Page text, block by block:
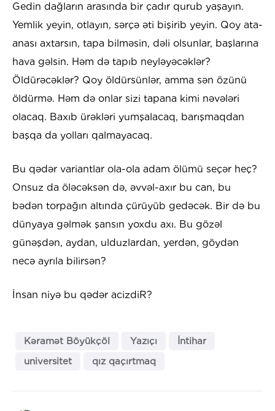
Gedin dağların arasında bir çadır qurub yaşayın.
Yemlik yeyin, otlayın, sərçə əti bişirib yeyin. Qoy ata-
anası axtarsın, tapa bilməsin, dəli olsunlar, başlarına
hava gəlsin. Həm də tapıb neyləyəcəklər?
Öldürəcəklər? Qoy öldürsünlər, amma sən özünü
öldürmə. Həm də onlar sizi tapana kimi nəvələri
olacaq. Baxıb ürəkləri yumşalacaq, barışmaqdan
başqa da yolları qalmayacaq.
Bu qədər variantlar ola-ola adam ölümü seçər heç?
Onsuz da öləcəksən də, əvvəl-axır bu can, bu
bədən torpağın altında çürüyüb gedəcək. Bir də bu
dünyaya gəlmək şansın yoxdu axı. Bu gözəl
günəşdən, aydan, ulduzlardan, yerdən, göydən
necə ayrıla bilirsən?
İnsan niyə bu qədər acizdiR?
Kəramət Böyükçöl Yazıçı
İntihar
universitet
qız qaçırtmaq